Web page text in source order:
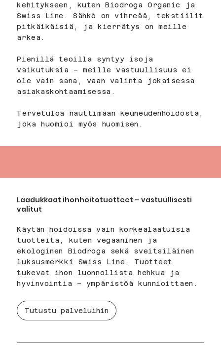
Laadukkaat ihonhoitotuotteet – vastuullisesti
valitut
Käytän hoidoissa vain korkealaatuisia
tuotteita, kuten vegaaninen ja
ekologinen Biodroga sekä sveitsiläinen
luksusmerkki Swiss Line. Tuotteet
tukevat ihon luonnollista hehkua ja
hyvinvointia – ympäristöä kunnioittaen.
Tutustu palveluihin
kehitykseen, kuten Biodroga Organic ja
Swiss Line. Sähkö on vihreää, tekstiilit
pitkäikäisiä, ja kierrätys on meille
arkea.
Pienillä teoilla syntyy isoja
vaikutuksia – meille vastuullisuus ei
ole vain sana, vaan valinta jokaisessa
asiakaskohtaamisessa.
Tervetuloa nauttimaan keuneudenhoidosta,
joka huomioi myös huomisen.